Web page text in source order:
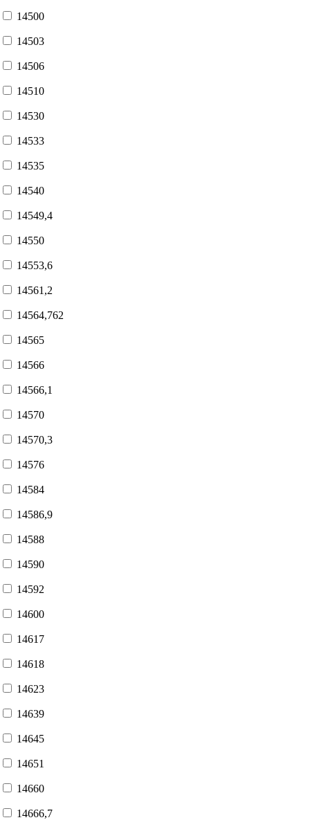
14500
14503
14506
14510
14530
14533
14535
14540
14549,4
14550
14553,6
14561,2
14564,762
14565
14566
14566,1
14570
14570,3
14576
14584
14586,9
14588
14590
14592
14600
14617
14618
14623
14639
14645
14651
14660
14666,7